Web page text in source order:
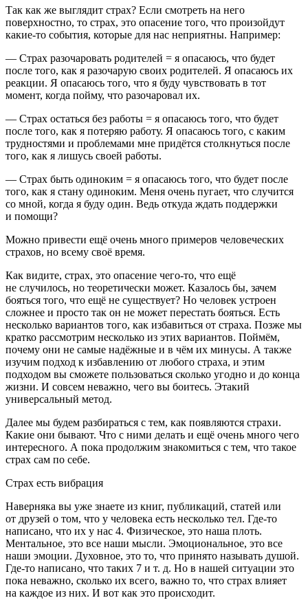
Так как же выглядит страх? Если смотреть на него
поверхностно, то страх, это опасение того, что произойдут
какие-то события, которые для нас неприятны. Например:
— Страх разочаровать родителей = я опасаюсь, что будет
после того, как я разочарую своих родителей. Я опасаюсь их
реакции. Я опасаюсь того, что я буду чувствовать в тот
момент, когда пойму, что разочаровал их.
— Страх остаться без работы = я опасаюсь того, что будет
после того, как я потеряю работу. Я опасаюсь того, с каким
трудностями и проблемами мне придётся столкнуться после
того, как я лишусь своей работы.
— Страх быть одиноким = я опасаюсь того, что будет после
того, как я стану одиноким. Меня очень пугает, что случится
со мной, когда я буду один. Ведь откуда ждать поддержки
и помощи?
Можно привести ещё очень много примеров человеческих
страхов, но всему своё время.
Как видите, страх, это опасение чего-то, что ещё
не случилось, но теоретически может. Казалось бы, зачем
бояться того, что ещё не существует? Но человек устроен
сложнее и просто так он не может перестать бояться. Есть
несколько вариантов того, как избавиться от страха. Позже мы
кратко рассмотрим несколько из этих вариантов. Поймём,
почему они не самые надёжные и в чём их минусы. А также
изучим подход к избавлению от любого страха, и этим
подходом вы сможете пользоваться сколько угодно и до конца
жизни. И совсем неважно, чего вы боитесь. Этакий
универсальный метод.
Далее мы будем разбираться с тем, как появляются страхи.
Какие они бывают. Что с ними делать и ещё очень много чего
интересного. А пока продолжим знакомиться с тем, что такое
страх сам по себе.
Страх есть вибрация
Наверняка вы уже знаете из книг, публикаций, статей или
от друзей о том, что у человека есть несколько тел. Где-то
написано, что их у нас 4. Физическое, это наша плоть.
Ментальное, это все наши мысли. Эмоциональное, это все
наши эмоции. Духовное, это то, что принято называть душой.
Где-то написано, что таких 7 и т. д. Но в нашей ситуации это
пока неважно, сколько их всего, важно то, что страх влияет
на каждое из них. И вот как это происходит.